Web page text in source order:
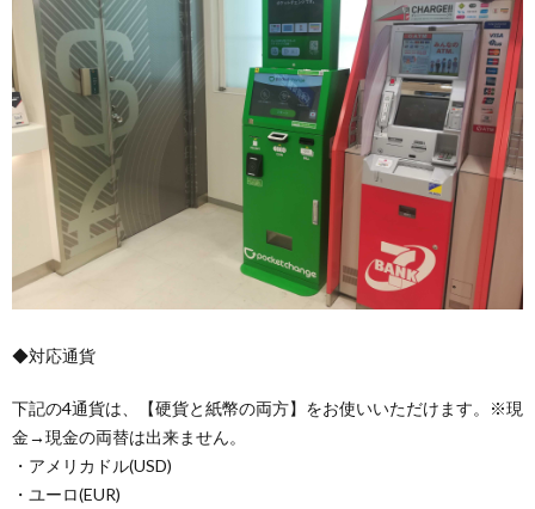
◆対応通貨
下記の4通貨は、【硬貨と紙幣の両方】をお使いいただけます。※現
金→現金の両替は出来ません。
・アメリカドル(USD)
・ユーロ(EUR)